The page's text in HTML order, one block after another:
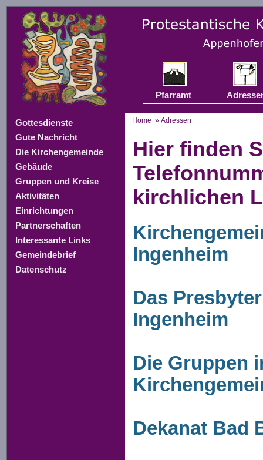
Pfarramt
Home » Adressen
Gottesdienste
Gute Nachricht
Die Kirchengemeinde
Gebäude
Gruppen und Kreise
Aktivitäten
Einrichtungen
Partnerschaften
Interessante Links
Gemeindebrief
Datenschutz
Hier finden
kirchlichen
Ingenheim
Das
Ingenheim
Die Gruppen
Dekanat Bad